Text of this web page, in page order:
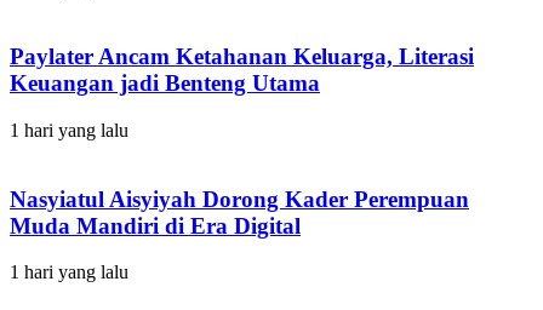
Paylater Ancam Ketahanan Keluarga, Literasi
Keuangan jadi Benteng Utama
1 hari yang lalu
Nasyiatul Aisyiyah Dorong Kader Perempuan
Muda Mandiri di Era Digital
1 hari yang lalu